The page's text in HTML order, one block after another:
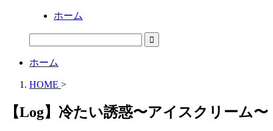
ホーム
ホーム
HOME >
【Log】冷たい誘惑〜アイスクリーム〜